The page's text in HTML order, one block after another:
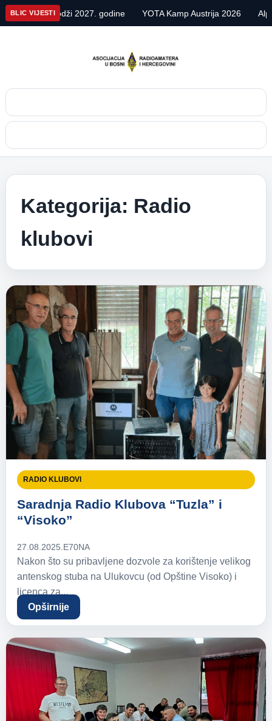
BLIC VIJESTI
2027. godine YOTA Kamp Austrija 2026 Alpe Adria Contest
Kategorija: Radio
klubovi
RADIO KLUBOVI
Saradnja Radio Klubova “Tuzla” i
“Visoko”
27.08.2025. E70NA
Nakon što su pribavljene dozvole za korištenje velikog
antenskog stuba na Ulukovcu (od Opštine Visoko) i
licenca za...
Opširnije